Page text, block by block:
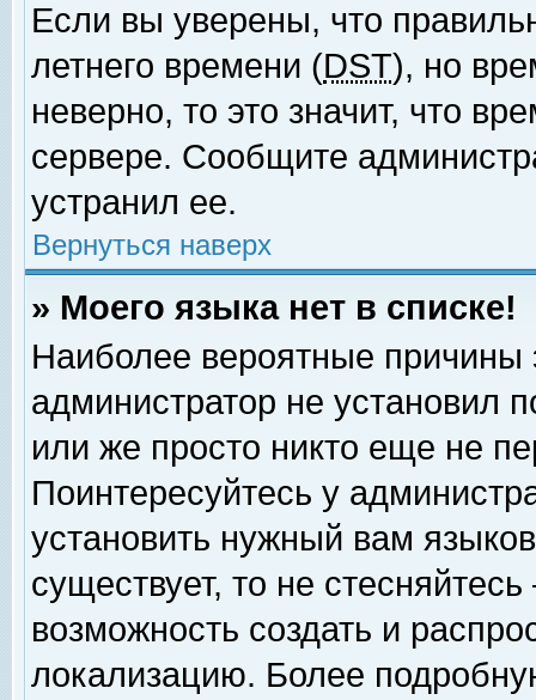
Если вы уверены, что
летнего времени (DST), но
неверно, то это значит, что
сервере. Сообщите
устранил ее.
Вернуться наверх
» Моего языка нет в списке!
Наиболее вероятные причины
администратор не установил
или же просто никто еще не
Поинтересуйтесь у
установить нужный вам
существует, то не
возможность создать и
локализацию. Более